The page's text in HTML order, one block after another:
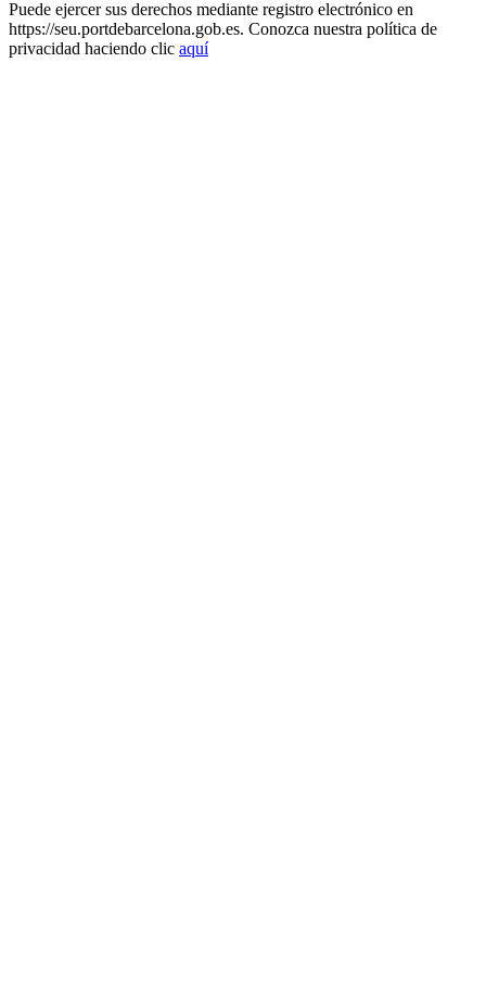
Puede ejercer sus derechos mediante registro electrónico en
https://seu.portdebarcelona.gob.es. Conozca nuestra política de
privacidad haciendo clic aquí